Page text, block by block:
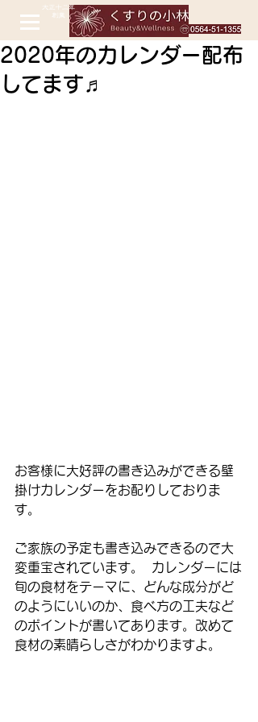
2020年のカレンダー配布
してます♬
お客様に大好評の書き込みができる壁
掛けカレンダーをお配りしておりま
す。
ご家族の予定も書き込みできるので大
変重宝されています。  カレンダーには
旬の食材をテーマに、どんな成分がど
のようにいいのか、食べ方の工夫など
のポイントが書いてあります。改めて
食材の素晴らしさがわかりますよ。